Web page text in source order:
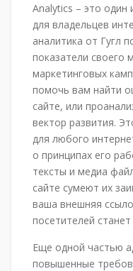
Analytics – это один
для владельцев
аналитика от Гугл
показатели своего
маркетинговых
помочь вам найти
сайте, или
вектор развития.
для любого
о принципах его
тексты и медиа
сайте сумеют их
ваша внешняя
посетителей
Еще одной частью
повышенные